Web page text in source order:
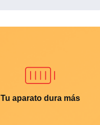
Tu aparato dura más